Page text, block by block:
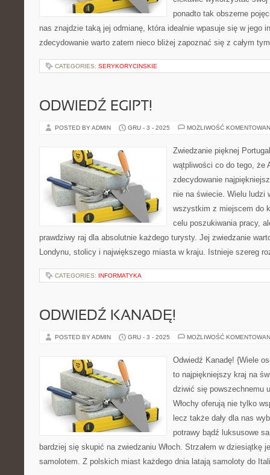
ponadto tak obszerne
nas znajdzie taką jej odmianę, która idealnie wpasuje się w jego
zdecydowanie warto zatem nieco bliżej zapoznać się z całym
CATEGORIES: SERYKORYCINSKIE
ODWIEDŹ EGIPT!
POSTED BY ADMIN GRU - 3 - 2025 MOŻLIWOŚĆ
Zwiedzanie pięknej
wątpliwości co do tego, że
zdecydowanie
nie na świecie. Wielu ludzi
wszystkim z miejscem do
celu poszukiwania pracy,
prawdziwy raj dla absolutnie każdego turysty. Jej zwiedzanie
Londynu, stolicy i największego miasta w kraju. Istnieje szereg
CATEGORIES: INFORMATYKA
ODWIEDŹ KANADĘ!
POSTED BY ADMIN GRU - 3 - 2025 MOŻLIWOŚĆ
Odwiedź Kanadę! {Wiele
to najpiękniejszy kraj na
dziwić się powszechnemu
Włochy oferują nie tylko
lecz także dały dla nas
potrawy bądź luksusowe
bardziej się skupić na zwiedzaniu Włoch. Strzałem w dziesiątkę
samolotem. Z polskich miast każdego dnia latają samoloty do